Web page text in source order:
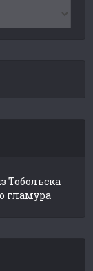
Тобольска
гламура